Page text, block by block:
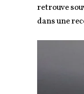
retrouve
dans une